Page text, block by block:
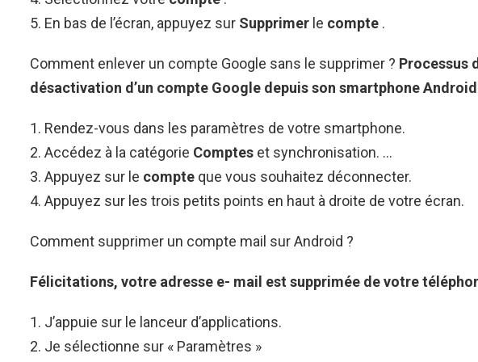
En bas de l’écran, appuyez sur Supprimer le compte .
Comment enlever un compte Google sans le supprimer ? Processus
désactivation d’un compte Google depuis son smartphoneAndroid
Rendez-vous dans les paramètres de votre smartphone.
Accédez à la catégorie Comptes et synchronisation. …
Appuyez sur le compte que vous souhaitez déconnecter.
Appuyez sur les trois petits points en haut à droite de votre écran.
Comment supprimer un compte mail sur Android ?
Félicitations, votre adresse e- mail est supprimée de votre
J’appuie sur le lanceur d’applications.
Je sélectionne sur « Paramètres »